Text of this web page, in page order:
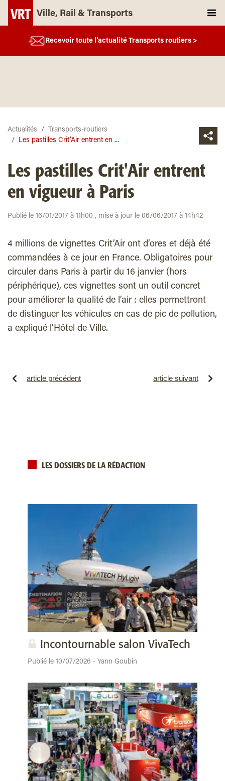
Ville, Rail & Transports
Recevoir toute l’actualité Transports routiers >
Actualités
Transports-routiers
Les pastilles Crit’Air entrent en ...
Les pastilles Crit'Air entrent
en vigueur à Paris
Publié le 16/01/2017 à 11h00 , mise à jour le 06/06/2017 à 14h42
4 millions de vignettes Crit’Air ont d’ores et déjà été
commandées à ce jour en France. Obligatoires pour
circuler dans Paris à partir du 16 janvier (hors
périphérique), ces vignettes sont un outil concret
pour améliorer la qualité de l’air : elles permettront
de distinguer les véhicules en cas de pic de pollution,
a expliqué l’Hôtel de Ville.
article précédent article suivant
LES DOSSIERS DE LA RÉDACTION
Incontournable salon VivaTech
Publié le 10/07/2026 - Yann Goubin